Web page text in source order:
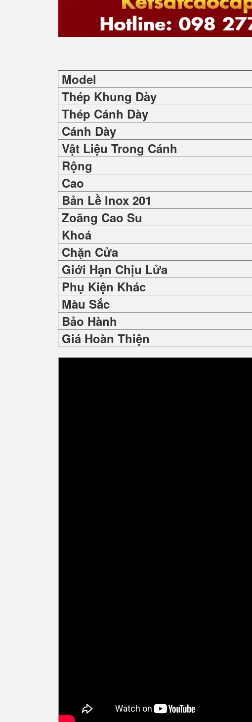
Model
Thép Khung Dày
Thép Cánh Dày
Cánh Dày
Vật Liệu Trong Cánh
Rộng
Cao
Bản Lề Inox 201
Zoăng Cao Su
Khoá
Chặn Cửa
Giới Hạn Chịu Lửa
Phụ Kiện Khác
Màu Sắc
Bảo Hành
Giá Hoàn Thiện